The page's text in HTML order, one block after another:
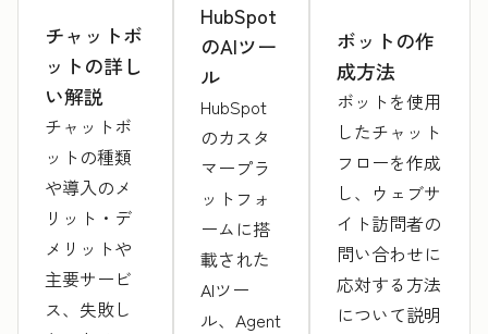
チャットボ
ットの詳し
い解説
チャットボ
ットの種類
や導入のメ
リット・デ
メリットや
主要サービ
ス、失敗し
HubSpot
のAIツー
ル
HubSpot
のカスタ
マープラ
ットフォ
ームに搭
載された
AIツー
ル、Agent
ボットの作
成方法
ボットを使用
したチャット
フローを作成
し、ウェブサ
イト訪問者の
問い合わせに
応対する方法
について説明